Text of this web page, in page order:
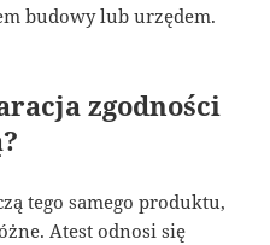
budowy lub urzędem.
zgodności
tego samego produktu,
Atest odnosi się